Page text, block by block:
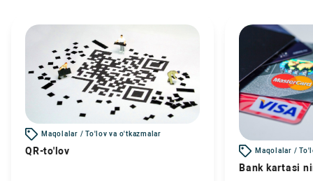
Maqolalar / To'lov va o'tkazmalar
QR-to'lov Maqolalar /
Bank kartasi